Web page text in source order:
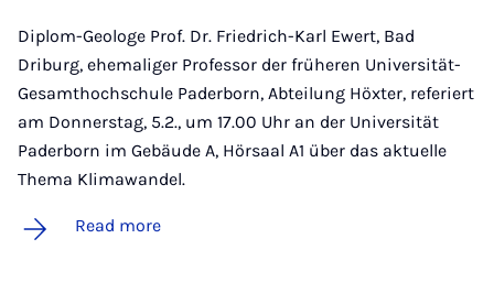
Diplom-Geologe Prof. Dr. Friedrich-Karl Ewert, Bad
Driburg, ehemaliger Professor der früheren Universität-
Gesamthochschule Paderborn, Abteilung Höxter, referiert
am Donnerstag, 5.2., um 17.00 Uhr an der Universität
Paderborn im Gebäude A, Hörsaal A1 über das aktuelle
Thema Klimawandel.
Read more